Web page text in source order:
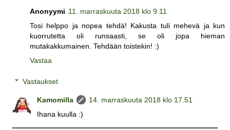
Anonyymi 11. marraskuuta 2018 klo 9.11
Tosi helppo ja nopea tehdä! Kakusta tuli mehevä ja kun
kuorrutetta oli runsaasti, se oli jopa hieman
mutakakkumainen. Tehdään toistekin! :)
Vastaa
Vastaukset
Kamomilla
14. marraskuuta 2018 klo 17.51
Ihana kuulla :)